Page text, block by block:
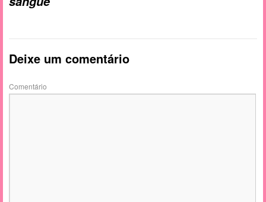
Deixe um comentário
Comentário